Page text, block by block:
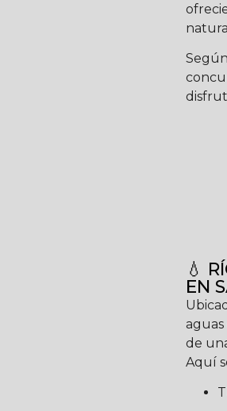
Según
💧
EN
aguas
de
Aquí